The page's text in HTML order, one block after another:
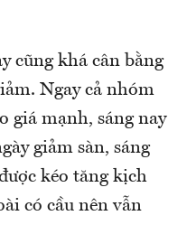
cũng khá cân bằng
Ngay cả nhóm
giá mạnh, sáng nay
giảm sàn, sáng
kéo tăng kịch
có cầu nên vẫn